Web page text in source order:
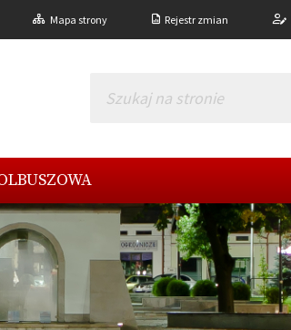
Mapa strony Rejestr zmian